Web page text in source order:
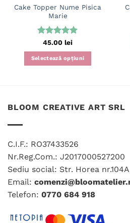
Cake Topper Nume Pisica
Marie
Evaluat la
5din 5
45.00 lei
Selectează opțiuni
BLOOM CREATIVE ART SRL
C.I.F.: RO37433526
Nr.Reg.Com.: J2017000527200
Sediu social: Str. Horea
Email:
Telefon: 0770 684 918